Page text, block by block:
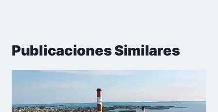
Publicaciones Similares